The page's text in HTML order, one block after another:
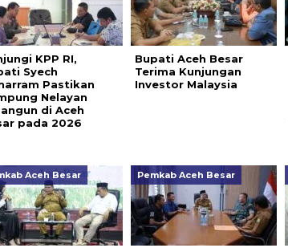
KPP RI,
Syech
Pastikan
Nelayan
di Aceh
pada 2026
Bupati Aceh Besar
Terima Kunjungan
Investor Malaysia
Aceh Besar Pemkab Aceh Besar